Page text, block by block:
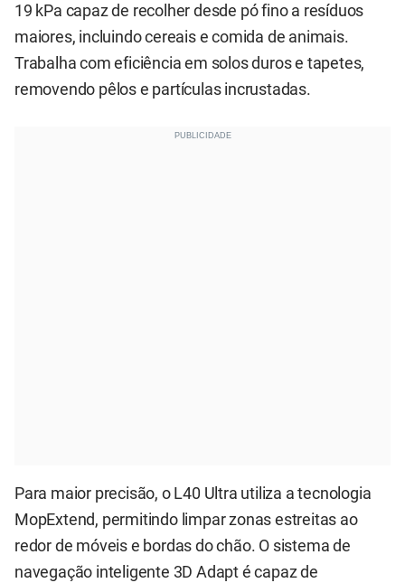
19 kPa capaz de recolher desde pó fino a resíduos
maiores, incluindo cereais e comida de animais.
Trabalha com eficiência em solos duros e tapetes,
removendo pêlos e partículas incrustadas.
Para maior precisão, o L40 Ultra utiliza a tecnologia
MopExtend, permitindo limpar zonas estreitas ao
redor de móveis e bordas do chão. O sistema de
navegação inteligente 3D Adapt é capaz de